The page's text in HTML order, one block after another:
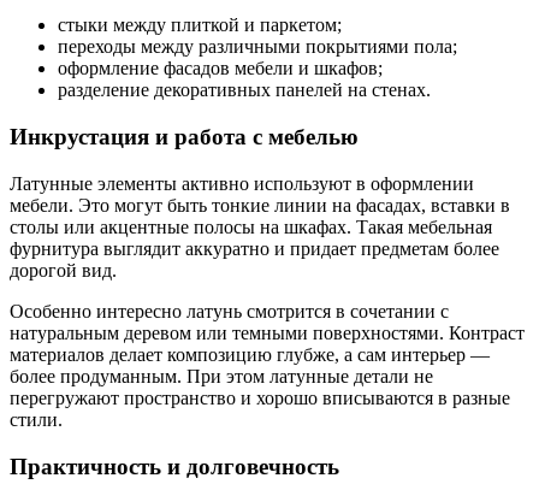
стыки между плиткой и паркетом;
переходы между различными покрытиями пола;
оформление фасадов мебели и шкафов;
разделение декоративных панелей на стенах.
Инкрустация и работа с мебелью
Латунные элементы активно используют в оформлении
мебели. Это могут быть тонкие линии на фасадах, вставки в
столы или акцентные полосы на шкафах. Такая мебельная
фурнитура выглядит аккуратно и придает предметам более
дорогой вид.
Особенно интересно латунь смотрится в сочетании с
натуральным деревом или темными поверхностями. Контраст
материалов делает композицию глубже, а сам интерьер —
более продуманным. При этом латунные детали не
перегружают пространство и хорошо вписываются в разные
стили.
Практичность и долговечность